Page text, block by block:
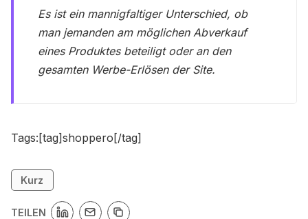
Es ist ein mannigfaltiger Unterschied, ob
man jemanden am möglichen Abverkauf
eines Produktes beteiligt oder an den
gesamten Werbe-Erlösen der Site.
Tags:[tag]shoppero[/tag]
Kurz
TEILEN